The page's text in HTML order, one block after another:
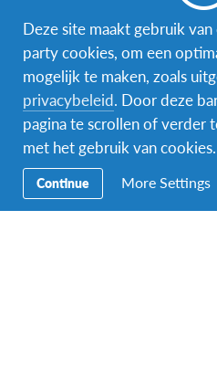
Vrijwilliger
Ons
Contact
Deze site maakt gebruik
party cookies, om een
mogelijk te maken, zoals
privacybeleid. Door deze
pagina te scrollen of verder
met het gebruik van cookies.
Continue More Settings